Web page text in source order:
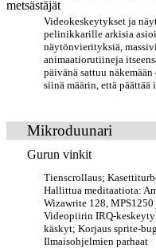
metsästäjät
Videokeskeytykset ja
pelinikkarille arkisia
näytönvierityksiä,
animaatiorutiineja
päivänä sattuu
siinä määrin, että päättää
Mikroduunari
Gurun vinkit
Tienscrollaus;
Hallittua meditaatiota:
Wizawrite 128,
Videopiirin IRQ-
käskyt; Korjaus sprite-
Ilmaisohjelmien parhaat